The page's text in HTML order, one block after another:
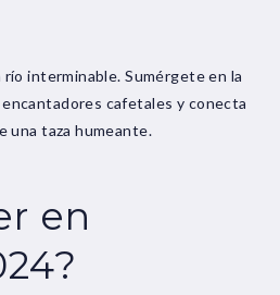
interminable. Sumérgete en la
cafetales y conecta
una taza humeante.
en